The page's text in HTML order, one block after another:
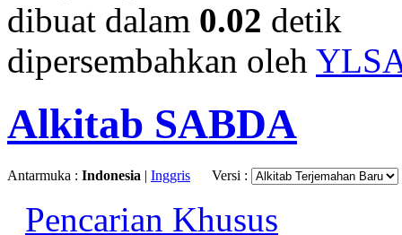
dibuat dalam 0.02 detik
dipersembahkan oleh
Alkitab SABDA
Antarmuka : Indonesia | Inggris Versi :
Pencarian Khusus